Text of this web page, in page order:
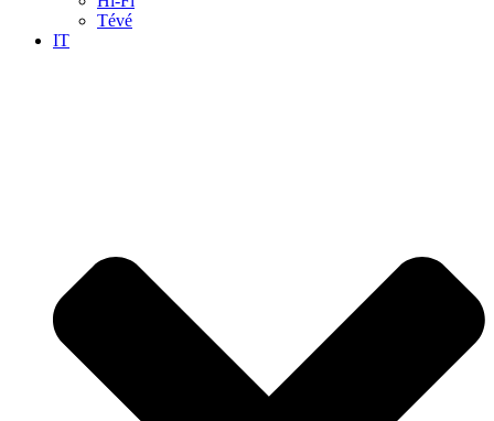
Tévé
IT